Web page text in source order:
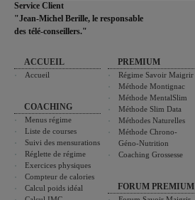
Service Client
"Jean-Michel Berille, le responsable
des télé-conseillers."
ACCUEIL
Accueil
COACHING
Menus régime
Liste de courses
Suivi des mensurations
Réglette de régime
Exercices physiques
Compteur de calories
Calcul poids idéal
PREMIUM
Régime Savoir Maigrir
Méthode Montignac
Méthode MentalSlim
Méthode Slim Data
Méthodes Naturelles
Méthode Chrono-
Géno-Nutrition
Coaching Grossesse
FORUM PREMIUM